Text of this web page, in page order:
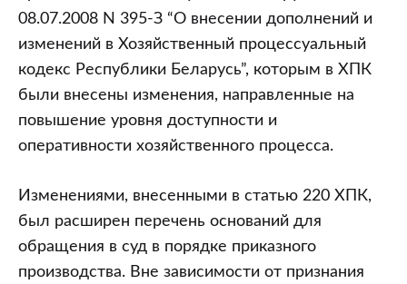
08.07.2008 N 395-З “О внесении дополнений и
изменений в Хозяйственный процессуальный
кодекс Республики Беларусь”, которым в ХПК
были внесены изменения, направленные на
повышение уровня доступности и
оперативности хозяйственного процесса.
Изменениями, внесенными в статью 220 ХПК,
был расширен перечень оснований для
обращения в суд в порядке приказного
производства. Вне зависимости от признания